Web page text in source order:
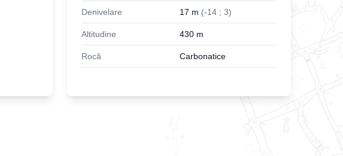
Denivelare 17 m (-14 ; 3)
Altitudine 430 m
Rocă Carbonatice